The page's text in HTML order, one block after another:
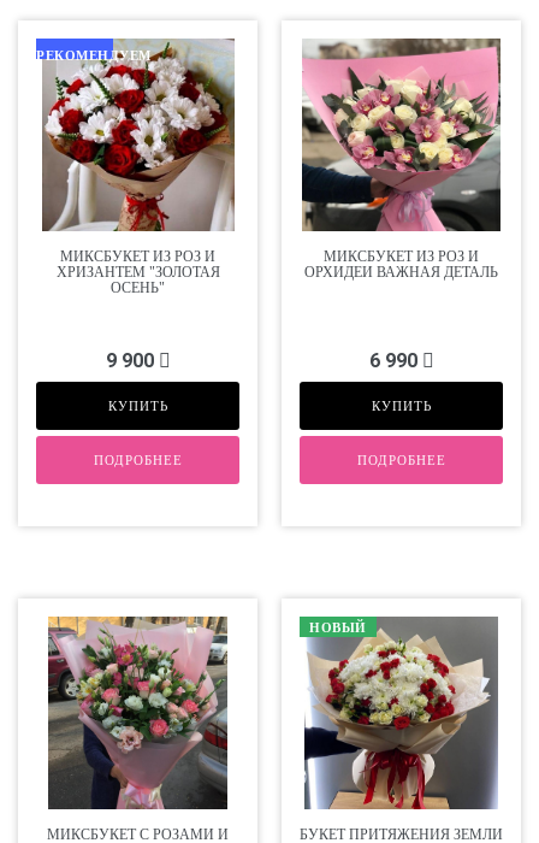
РЕКОМЕНДУЕМ
МИКСБУКЕТ ИЗ РОЗ И
ХРИЗАНТЕМ "ЗОЛОТАЯ
ОСЕНЬ"
9 900
КУПИТЬ
ПОДРОБНЕЕ
МИКСБУКЕТ ИЗ РОЗ И
ОРХИДЕИ ВАЖНАЯ ДЕТАЛЬ
6 990
КУПИТЬ
ПОДРОБНЕЕ
МИКСБУКЕТ С РОЗАМИ И
НОВЫЙ
БУКЕТ ПРИТЯЖЕНИЯ ЗЕМЛИ